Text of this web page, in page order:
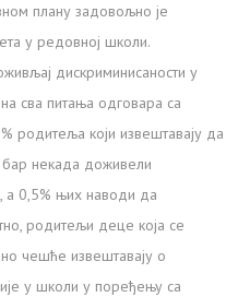
плану задовољно је
у редовној школи.
дискриминисаности у
сва питања одговара са
родитеља који извештавају да
некада доживели
а 0,5% њих наводи да
родитељи деце која се
чешће извештавају о
у школи у поређењу са